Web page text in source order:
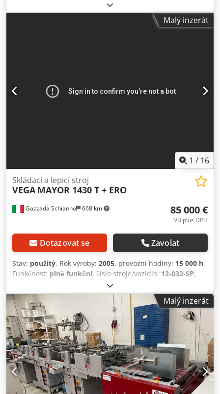
Djdpfx Aszb Umtsi Tjkr maximální šířka: 1850 mm materiál
– vlnitost: E, B, C, EB zarovnání za podavačem vícebodové
lepení: – Přímá linie – Crash lock dno – 4-rohové tácy –
Malý inzerát
1 / 16
Gazzada Schianno 668 km
Skládací a lepicí stroj
VEGA MAYOR 1430 T + ERO
85 000 €
VB plus DPH
Dotazovat se Zavolat
Stav: použitý, Rok výroby: 2005, provozní hodiny: 15 000 h,
Funkčnost: plně funkční, číslo stroje/vozidla: 12-032-SP,
, celková délka:
výška:850 mm, Lineární lepicí skládací stroj vybavený 4
lepicími pistolemi s elektronickým nastavením pro lepení
krabic se 4/6 rohy (Ero). Dodpfxozin Hhe Ai Tokr
Malý inzerát